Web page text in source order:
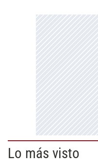
Lo más visto